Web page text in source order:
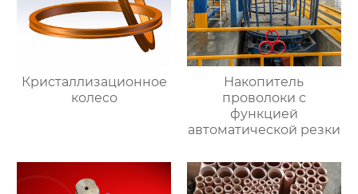
Кристаллизационное
колесо
Накопитель
проволоки с
функцией
автоматической резки